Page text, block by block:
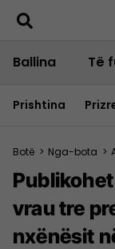
Ballina Të
Prishtina
Botë > Nga-bota >
vrau tre
nxënësit